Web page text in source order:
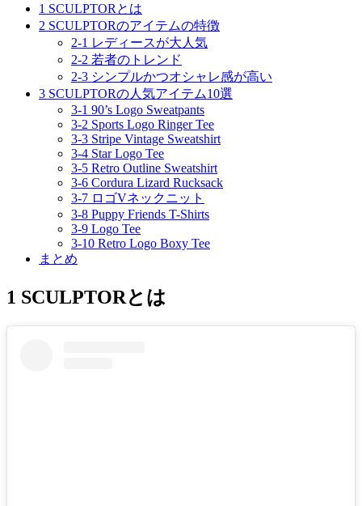
1 SCULPTORとは
2 SCULPTORのアイテムの特徴
2-1 レディースが大人気
2-2 若者のトレンド
2-3 シンプルかつオシャレ感が高い
3 SCULPTORの人気アイテム10選
3-1 90’s Logo Sweatpants
3-2 Sports Logo Ringer Tee
3-3 Stripe Vintage Sweatshirt
3-4 Star Logo Tee
3-5 Retro Outline Sweatshirt
3-6 Cordura Lizard Rucksack
3-7 ロゴVネックニット
3-8 Puppy Friends T-Shirts
3-9 Logo Tee
3-10 Retro Logo Boxy Tee
まとめ
1 SCULPTORとは